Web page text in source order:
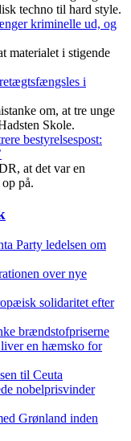
techno til hard style.
kriminelle ud, og
materialet i stigende
i
om, at tre unge
Skole.
bestyrelsespost:
at det var en
på.
Party ledelsen om
over nye
solidaritet efter
brændstofpriserne
en hæmsko for
til Ceuta
nobelprisvinder
Grønland inden